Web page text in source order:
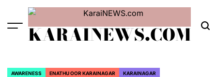
content
Menu KARAINEWS.COM
AWARENESS ENATHU OOR KARAINAGAR
KARAINAGAR